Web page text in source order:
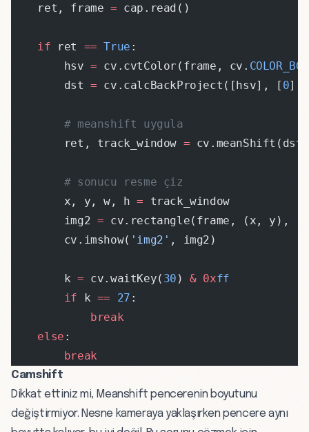
    ret, frame
= cap.read()
    if
ret == True :
        hsv
= cv.cvtColor(frame, cv.
        dst
= cv.calcBackProject([hsv], [ 0],
        # meanshift uygula
        ret, track_window
=
        # sonucu resme çiz
        x, y, w, h
= track_window
        img2
= cv.rectangle(frame, (x, y),
        cv.imshow(
'img2' , img2)
        k
= cv.waitKey( 30 ) & 0xff
        if
k == 27 :
            break
    else
:
        break
Camshift
Dikkat ettiniz mi, Meanshift pencerenin boyutunu
değiştirmiyor. Nesne kameraya yaklaşırken pencere aynı